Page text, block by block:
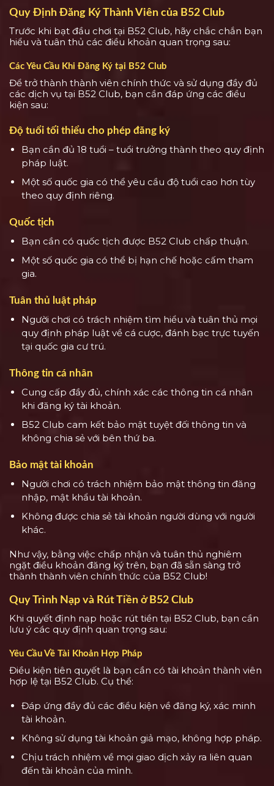
Quy Định Đăng Ký Thành Viên của B52 Club
Trước khi bạt đầu chơi tại B52 Club, hãy chắc chắn bạn
hiểu và tuân thủ các điều khoản quan trọng sau:
Các Yêu Cầu Khi Đăng Ký tại B52 Club
Để trở thành thành viên chính thức và sử dụng đầy đủ
các dịch vụ tại B52 Club, bạn cần đáp ứng các điều
kiện sau:
Độ tuổi tối thiểu cho phép đăng ký
Bạn cần đủ 18 tuổi – tuổi trưởng thành theo quy định
pháp luật.
Một số quốc gia có thể yêu cầu độ tuổi cao hơn tùy
theo quy định riêng.
Quốc tịch
Bạn cần có quốc tịch được B52 Club chấp thuận.
Một số quốc gia có thể bị hạn chế hoặc cấm tham
gia.
Tuân thủ luật pháp
Người chơi có trách nhiệm tìm hiểu và tuân thủ mọi
quy định pháp luật về cá cược, đánh bạc trực tuyến
tại quốc gia cư trú.
Thông tin cá nhân
Cung cấp đầy đủ, chính xác các thông tin cá nhân
khi đăng ký tài khoản.
B52 Club cam kết bảo mật tuyệt đối thông tin và
không chia sẻ với bên thứ ba.
Bảo mật tài khoản
Người chơi có trách nhiệm bảo mật thông tin đăng
nhập, mật khẩu tài khoản.
Không được chia sẻ tài khoản người dùng với người
khác.
Như vậy, bằng việc chấp nhận và tuân thủ nghiêm
ngặt điều khoản đăng ký trên, bạn đã sẵn sàng trở
thành thành viên chính thức của B52 Club!
Quy Trình Nạp và Rút Tiền ở B52 Club
Khi quyết định nạp hoặc rút tiền tại B52 Club, bạn cần
lưu ý các quy định quan trọng sau:
Yêu Cầu Về Tài Khoản Hợp Pháp
Điều kiện tiên quyết là bạn cần có tài khoản thành viên
hợp lệ tại B52 Club. Cụ thể:
Đáp ứng đầy đủ các điều kiện về đăng ký, xác minh
tài khoản.
Không sử dụng tài khoản giả mạo, không hợp pháp.
Chịu trách nhiệm về mọi giao dịch xảy ra liên quan
đến tài khoản của mình.